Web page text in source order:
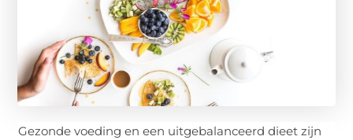
Gezonde voeding en een uitgebalanceerd dieet zijn